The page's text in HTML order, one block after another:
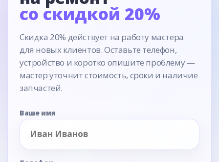
со скидкой 20%
Скидка 20% действует на работу мастера
для новых клиентов. Оставьте телефон,
устройство и коротко опишите проблему —
мастер уточнит стоимость, сроки и наличие
запчастей.
Ваше имя